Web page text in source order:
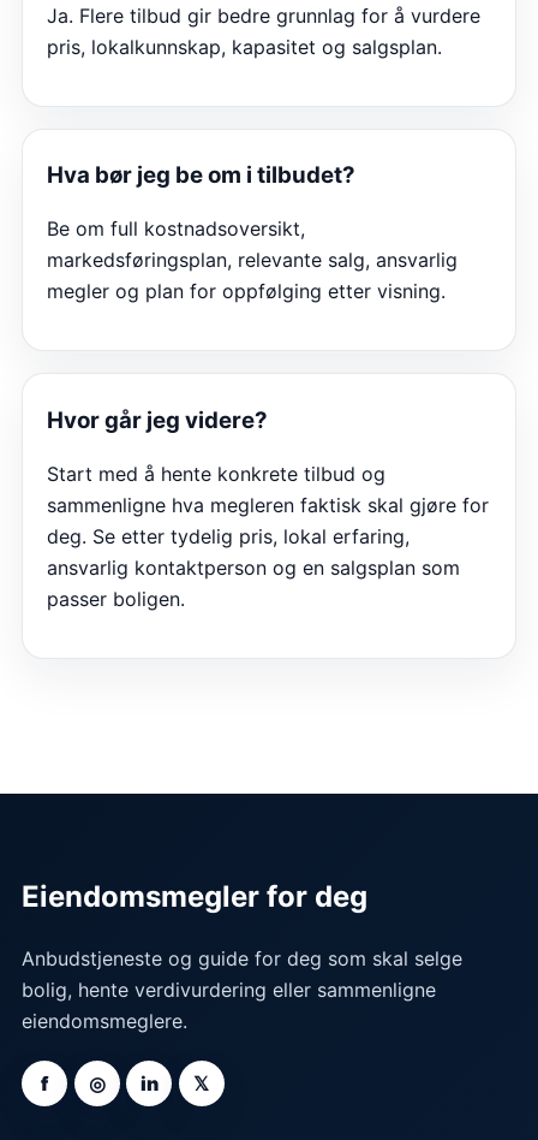
Ja. Flere tilbud gir bedre grunnlag for å vurdere
pris, lokalkunnskap, kapasitet og salgsplan.
Hva bør jeg be om i tilbudet?
Be om full kostnadsoversikt,
markedsføringsplan, relevante salg, ansvarlig
megler og plan for oppfølging etter visning.
Hvor går jeg videre?
Start med å hente konkrete tilbud og
sammenligne hva megleren faktisk skal gjøre for
deg. Se etter tydelig pris, lokal erfaring,
ansvarlig kontaktperson og en salgsplan som
passer boligen.
Eiendomsmegler for deg
Anbudstjeneste og guide for deg som skal selge
bolig, hente verdivurdering eller sammenligne
eiendomsmeglere.
f ◎ in 𝕏